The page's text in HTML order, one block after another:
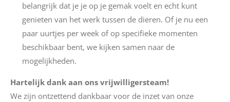
belangrijk dat je je op je gemak voelt en echt kunt
genieten van het werk tussen de dieren. Of je nu een
paar uurtjes per week of op specifieke momenten
beschikbaar bent, we kijken samen naar de
mogelijkheden.
Hartelijk dank aan ons vrijwilligersteam!
We zijn ontzettend dankbaar voor de inzet van onze